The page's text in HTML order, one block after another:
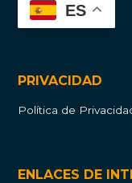
ES
PRIVACIDAD
Política de
ENLACES DE